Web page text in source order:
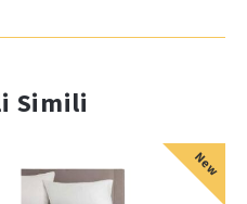
Simili
New